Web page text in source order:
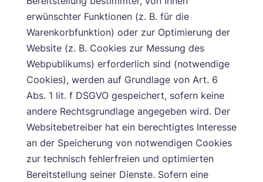
erwünschter Funktionen (z. B. für die
Warenkorbfunktion) oder zur Optimierung der
Website (z. B. Cookies zur Messung des
Webpublikums) erforderlich sind (notwendige
Cookies), werden auf Grundlage von Art. 6
Abs. 1 lit. f DSGVO gespeichert, sofern keine
andere Rechtsgrundlage angegeben wird. Der
Websitebetreiber hat ein berechtigtes Interesse
an der Speicherung von notwendigen Cookies
zur technisch fehlerfreien und optimierten
Bereitstellung seiner Dienste. Sofern eine